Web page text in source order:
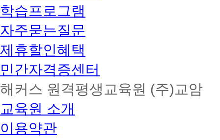
학습프로그램
자주묻는질문
제휴할인혜택
민간자격증센터
해커스 원격평생교육원 (주)교암
교육원 소개
이용약관